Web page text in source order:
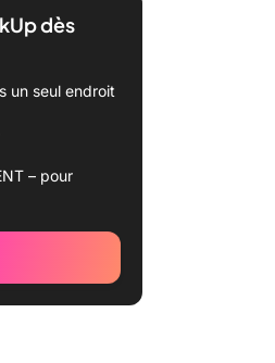
dès
un seul endroit
– pour